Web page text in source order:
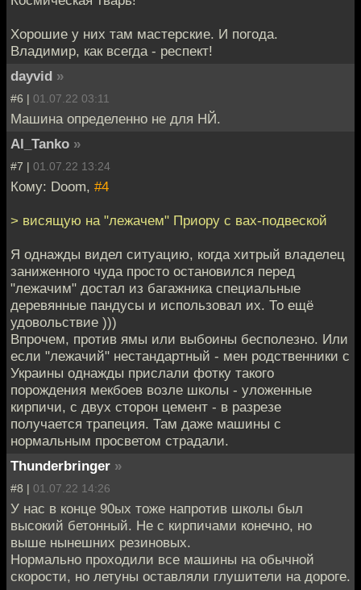
Хорошие у них там мастерские. И погода.
Владимир, как всегда - респект!
dayvid »
#6 | 01.07.22 03:11
Машина определенно не для НЙ.
Al_Tanko »
#7 | 01.07.22 13:24
Кому: Doom, #4
> висящую на "лежачем" Приору с вах-подвеской
Я однажды видел ситуацию, когда хитрый владелец
заниженного чуда просто остановился перед
"лежачим" достал из багажника специальные
деревянные пандусы и использовал их. То ещё
удовольствие )))
Впрочем, против ямы или выбоины бесполезно. Или
если "лежачий" нестандартный - мен родственники с
Украины однажды прислали фотку такого
порождения мекбоев возле школы - уложенные
кирпичи, с двух сторон цемент - в разрезе
получается трапеция. Там даже машины с
нормальным просветом страдали.
Thunderbringer »
#8 | 01.07.22 14:26
У нас в конце 90ых тоже напротив школы был
высокий бетонный. Не с кирпичами конечно, но
выше нынешних резиновых.
Нормально проходили все машины на обычной
скорости, но летуны оставляли глушители на дороге.